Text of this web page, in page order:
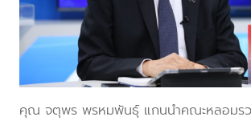
คุณ จตุพร พรหมพันธุ์ แกนนำคณะหลอมรว